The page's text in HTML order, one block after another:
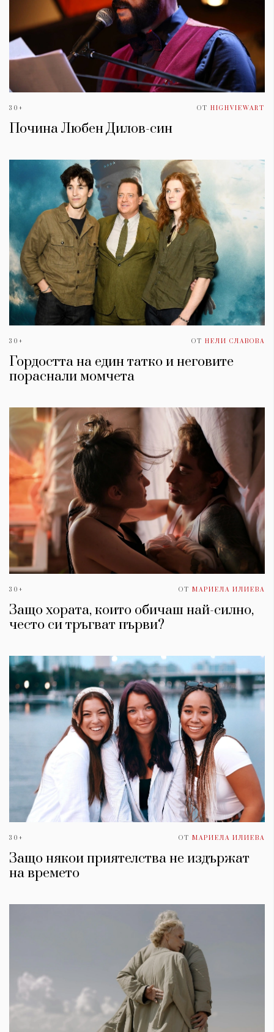
30+ ОТ HIGHVIEWART
Почина Любен Дилов-син
30+ ОТ НЕЛИ СЛАВОВА
Гордостта на един татко и неговите
пораснали момчета
30+ ОТ МАРИЕЛА ИЛИЕВА
Защо хората, които обичаш най-силно,
често си тръгват първи?
30+ ОТ МАРИЕЛА ИЛИЕВА
Защо някои приятелства не издържат
на времето